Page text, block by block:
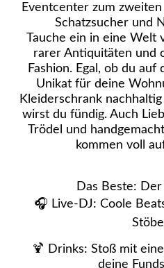
Eventcenter zum
Schatzsucher und
​Tauche ein in eine Welt
rarer Antiquitäten und
Fashion. Egal, ob du
Unikat für deine
Kleiderschrank
wirst du fündig. Auch
Trödel und
kommen voll
Das Beste:
​🎧 Live-DJ: Coole
​🍹 Drinks: Stoß mit
deine